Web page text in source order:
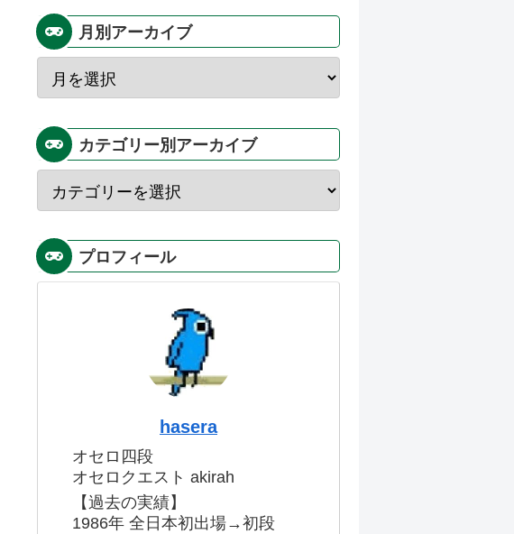
月別アーカイブ
カテゴリー別アーカイブ
プロフィール
hasera
オセロ四段
オセロクエスト akirah
【過去の実績】
1986年 全日本初出場→初段